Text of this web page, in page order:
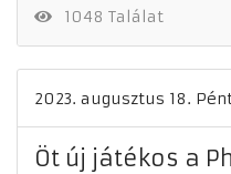
1048 Találat
2023. augusztus 18.
Öt új játékos a